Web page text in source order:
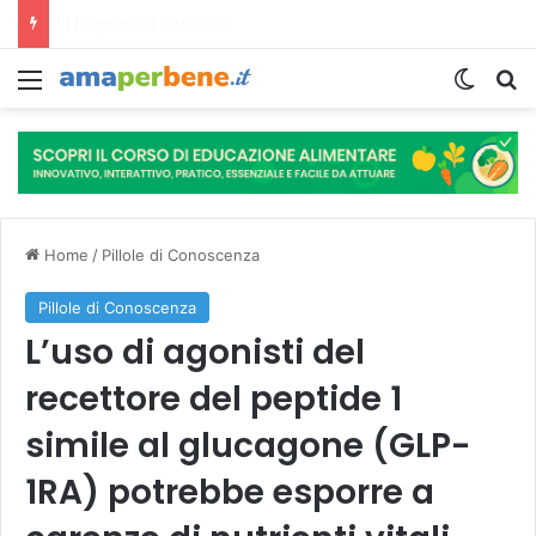
Menu
Home / Pillole di Conoscenza
Pillole di Conoscenza
L’uso di agonisti del
recettore del peptide 1
simile al glucagone (GLP-
1RA) potrebbe esporre a